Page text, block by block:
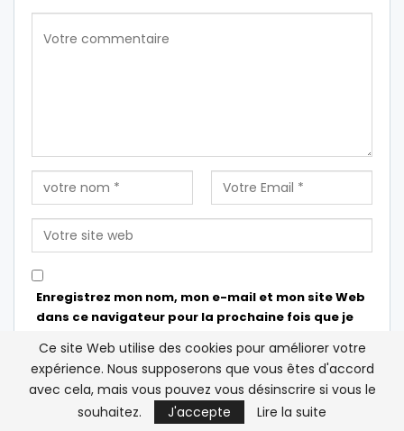
Enregistrez mon nom, mon e-mail et mon site Web
dans ce navigateur pour la prochaine fois que je
Ce site Web utilise des cookies pour améliorer votre
expérience. Nous supposerons que vous êtes d'accord
avec cela, mais vous pouvez vous désinscrire si vous le
souhaitez.
J'accepte Lire la suite